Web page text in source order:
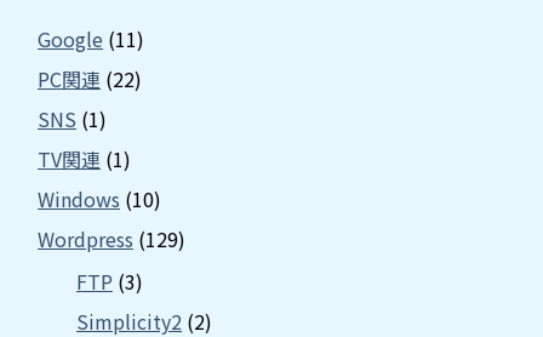
Google (11)
PC関連 (22)
SNS (1)
TV関連 (1)
Windows (10)
Wordpress (129)
FTP (3)
Simplicity2 (2)